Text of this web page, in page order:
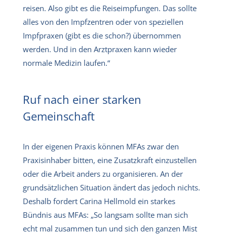
reisen. Also gibt es die Reiseimpfungen. Das sollte
alles von den Impfzentren oder von speziellen
Impfpraxen (gibt es die schon?) übernommen
werden. Und in den Arztpraxen kann wieder
normale Medizin laufen.“
Ruf nach einer starken
Gemeinschaft
In der eigenen Praxis können MFAs zwar den
Praxisinhaber bitten, eine Zusatzkraft einzustellen
oder die Arbeit anders zu organisieren. An der
grundsätzlichen Situation ändert das jedoch nichts.
Deshalb fordert Carina Hellmold ein starkes
Bündnis aus MFAs: „So langsam sollte man sich
echt mal zusammen tun und sich den ganzen Mist